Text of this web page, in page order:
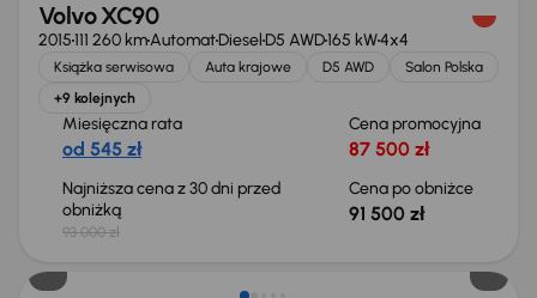
Volvo XC90
2015111 260 kmAutomatDiesel D5 AWD165 kW4x4
Książka serwisowa Auta krajowe D5 AWD
Salon Polska
+9 kolejnych
Miesięczna rata
od 545 zł
Cena promocyjna
87 500 zł
Najniższa cena z 30 dni przed
obniżką
93 000 zł
Cena po obniżce
91 500 zł
Taniej o 1 500 zł